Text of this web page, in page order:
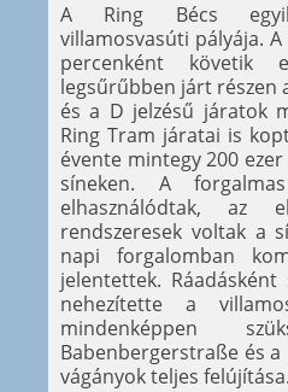
A Ring Bécs egyik
villamosvasúti pályája.
percenként követik
legsűrűbben járt részen
és a D jelzésű járatok
Ring Tram járatai is
évente mintegy 200
síneken. A
elhasználódtak, az
rendszeresek voltak a
napi forgalomban
jelentettek.
nehezítette a
mindenképpen
Babenbergerstraße és
vágányok teljes felújítása.